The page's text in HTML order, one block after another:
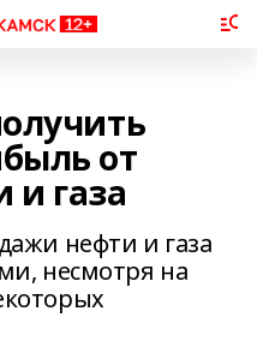
от
газа
нефти и газа
несмотря на